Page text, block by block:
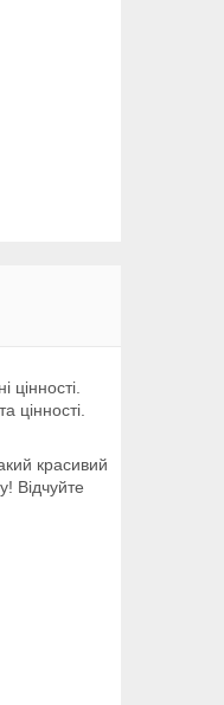
цінності.
красивий
Відчуйте